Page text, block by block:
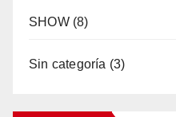
SHOW(8)
Sin categoría (3)